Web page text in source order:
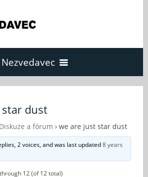
Nezvedavec
Fórum
dust
Diskuze a fórum › we are just star dust
2 voices, and was last updated8 years
12 (of 12 total)